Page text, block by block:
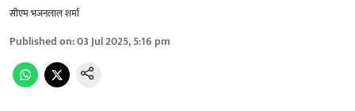
सीएम भजनलाल शर्मा
Published on:03 Jul 2025, 5:16 pm